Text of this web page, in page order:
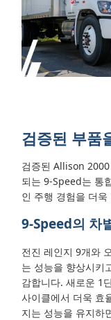
검증된 부품
검증된 Allison
되는 9-Speed는 통
인 주행 경험을 더욱
9-Speed의 차
전진 레인지 9개와
는 성능을 향상시키
감합니다. 새로운 1
사이클에서 더욱 효
지는 성능을 유지하